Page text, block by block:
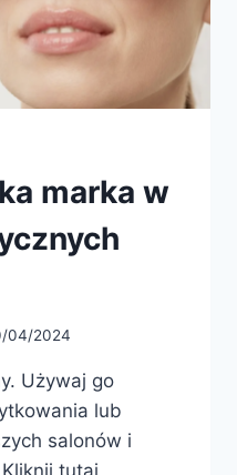
marka w
04/2024
Używaj go
lub
salonów i